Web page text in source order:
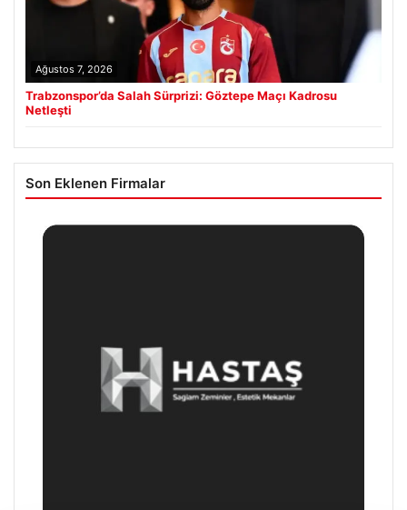
Ağustos 7, 2026
Trabzonspor’da Salah Sürprizi: Göztepe Maçı Kadrosu
Netleşti
Son Eklenen Firmalar